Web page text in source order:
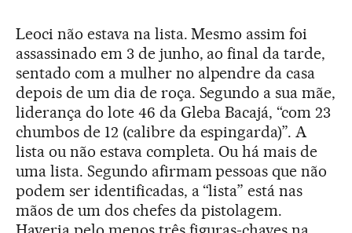
Leoci não estava na lista. Mesmo assim foi
assassinado em 3 de junho, ao final da tarde,
sentado com a mulher no alpendre da casa
depois de um dia de roça. Segundo a sua mãe,
liderança do lote 46 da Gleba Bacajá, “com 23
chumbos de 12 (calibre da espingarda)”. A
lista ou não estava completa. Ou há mais de
uma lista. Segundo afirmam pessoas que não
podem ser identificadas, a “lista” está nas
mãos de um dos chefes da pistolagem.